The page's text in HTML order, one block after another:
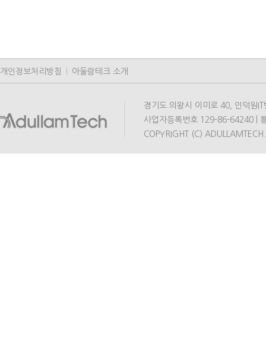
개인정보처리방침 아둘람테크 소개
경기도 의왕시 이미로 40, 인덕원
사업자등록번호 129-86-64240 |
COPYRIGHT (C)